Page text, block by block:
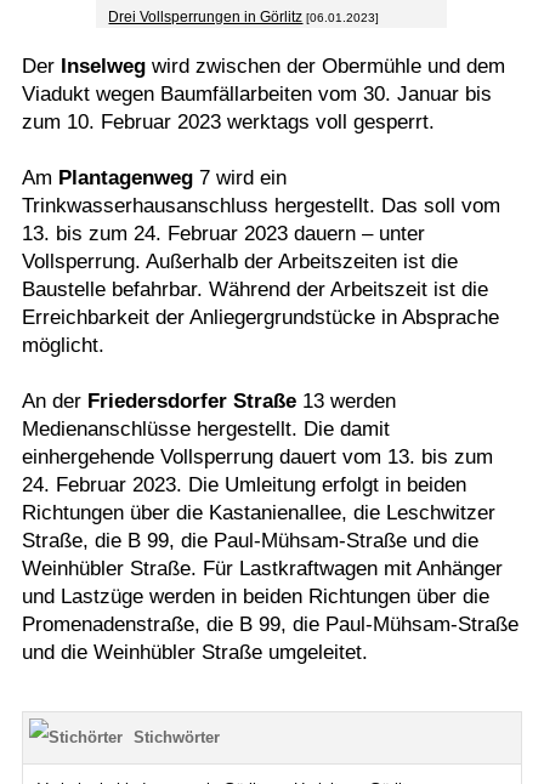
Drei Vollsperrungen in Görlitz [06.01.2023]
Der Inselwegwird zwischen der Obermühle und dem
Viadukt wegen Baumfällarbeiten vom 30. Januar bis
zum 10. Februar 2023 werktags voll gesperrt.
Am Plantagenweg7 wird ein
Trinkwasserhausanschluss hergestellt. Das soll vom
13. bis zum 24. Februar 2023 dauern – unter
Vollsperrung. Außerhalb der Arbeitszeiten ist die
Baustelle befahrbar. Während der Arbeitszeit ist die
Erreichbarkeit der Anliegergrundstücke in Absprache
möglicht.
An der Friedersdorfer Straße13 werden
Medienanschlüsse hergestellt. Die damit
einhergehende Vollsperrung dauert vom 13. bis zum
24. Februar 2023. Die Umleitung erfolgt in beiden
Richtungen über die Kastanienallee, die Leschwitzer
Straße, die B 99, die Paul-Mühsam-Straße und die
Weinhübler Straße. Für Lastkraftwagen mit Anhänger
und Lastzüge werden in beiden Richtungen über die
Promenadenstraße, die B 99, die Paul-Mühsam-Straße
und die Weinhübler Straße umgeleitet.
Stichwörter